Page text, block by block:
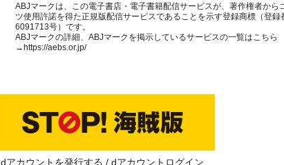
ABJマークは、この電子書店・電子書籍配信サービスが、著作権者から
ツ使用許諾を得た正規版配信サービスであることを示す登録商標（登録
6091713号）です。
ABJマークの詳細、ABJマークを掲示しているサービスの一覧はこちら
→https://aebs.or.jp/
dアカウントを発行する dアカウントログイン